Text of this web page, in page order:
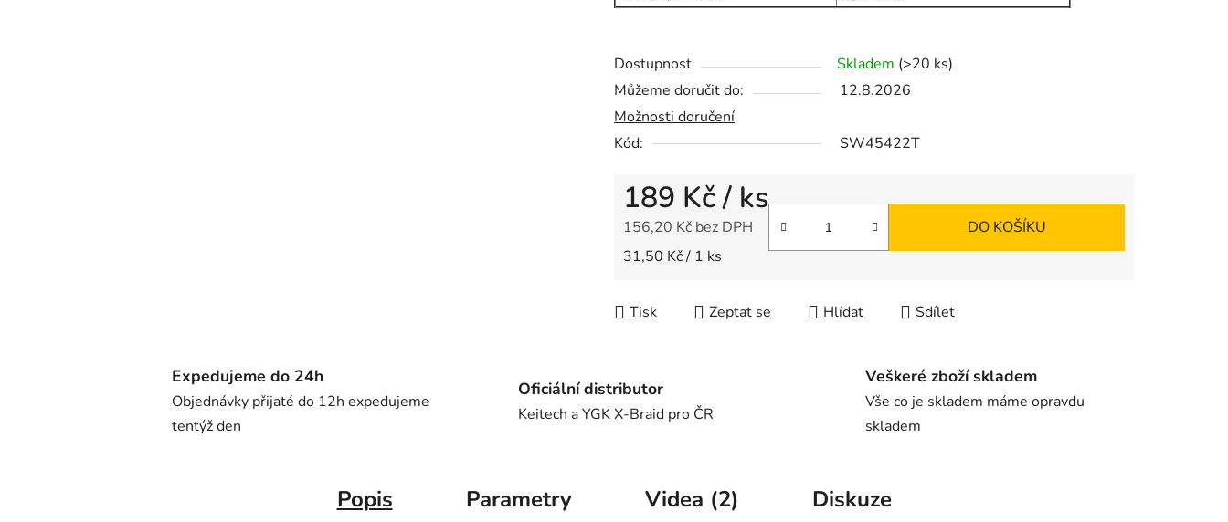
Dostupnost Skladem (>20 ks)
Můžeme doručit do:
12.8.2026
Možnosti doručení
Kód:
SW45422T
189 Kč/ ks
156,20 Kč bez DPH
Měrná cena:
31,50 Kč / 1 ks
DO KOŠÍKU
Tisk Zeptat se Hlídat Sdílet
Expedujeme do 24h
Objednávky přijaté do 12h expedujeme
tentýž den
Oficiální distributor
Keitech a YGK X-Braid pro ČR
Veškeré zboží skladem
Vše co je skladem máme opravdu
skladem
Popis Parametry Videa (2) Diskuze